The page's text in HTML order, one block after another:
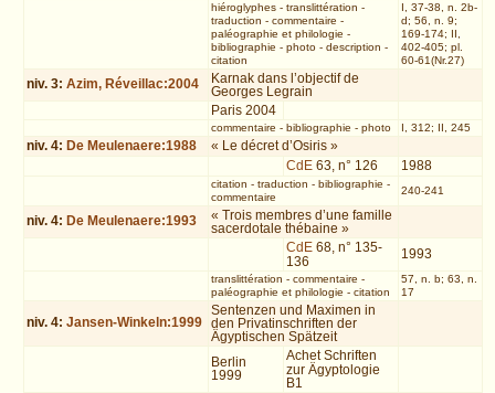
hiéroglyphes- translittération -
traduction - commentaire -
paléographie et philologie -
bibliographie - photo- description -
citation
I, 37-38, n. 2b-
d; 56, n. 9;
169-174; II,
402-405; pl.
60-61(Nr.27)
niv. 3:Azim, Réveillac:2004
Karnak dans l’objectif de
Georges Legrain
Paris 2004
commentaire - bibliographie - photo I, 312; II, 245
niv. 4: De Meulenaere:1988
« Le décret d’Osiris »
CdE 63, n° 126 1988
citation - traduction - bibliographie -
commentaire
240-241
niv. 4: De Meulenaere:1993
« Trois membres d’une famille
sacerdotale thébaine »
CdE 68, n° 135-
136
1993
translittération - commentaire -
paléographie et philologie - citation
57, n. b; 63, n.
17
niv. 4:Jansen-Winkeln:1999
Sentenzen und Maximen in
den Privatinschriften der
Ägyptischen Spätzeit
Berlin
1999
Achet Schriften
zur Ägyptologie
B1